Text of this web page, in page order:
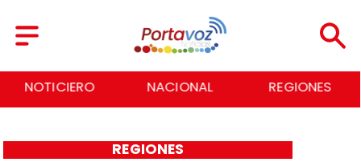
NACIONAL REGIONES ECONOMÍA
REGIONES